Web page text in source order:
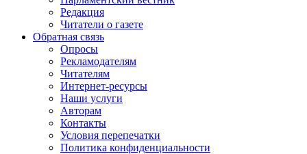
Редакция
Читатели о газете
Обратная связь
Опросы
Рекламодателям
Читателям
Интернет-ресурсы
Наши услуги
Авторам
Контакты
Условия перепечатки
Политика конфиденциальности